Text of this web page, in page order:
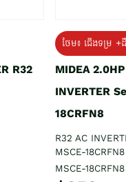
R32
ថែម៖ ជើងទម្រ
MIDEA
INVERTER
18CRFN8
R32 AC
MSCE-18CRFN8
MSCE-18CRFN8